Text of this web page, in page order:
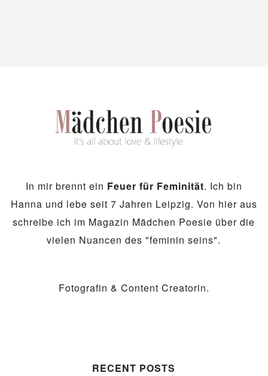
In mir brennt ein Feuer für Feminität. Ich bin
Hanna und lebe seit 7 Jahren Leipzig. Von hier aus
schreibe ich im Magazin Mädchen Poesie über die
vielen Nuancen des "feminin seins".
Fotografin & Content Creatorin.
RECENT POSTS